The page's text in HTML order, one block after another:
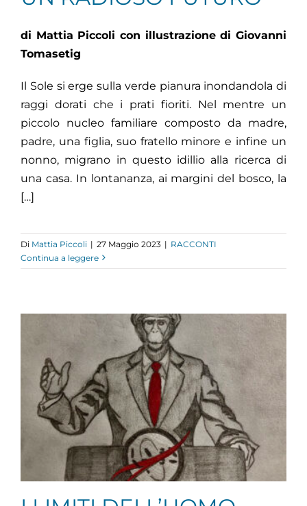
di Mattia Piccoli con illustrazione di Giovanni
Tomasetig
Il Sole si erge sulla verde pianura inondandola di
raggi dorati che i prati fioriti. Nel mentre un
piccolo nucleo familiare composto da madre,
padre, una figlia, suo fratello minore e infine un
nonno, migrano in questo idillio alla ricerca di
una casa. In lontananza, ai margini del bosco, la
[…]
Di Mattia Piccoli | 27 Maggio 2023 | RACCONTI
Continua a leggere